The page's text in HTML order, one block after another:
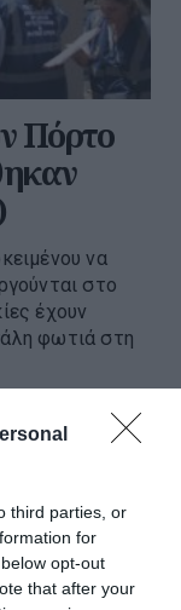
third parties, or
for
opt-out
that after your
Πόρτο
να
στο
έχουν
φωτιά στη